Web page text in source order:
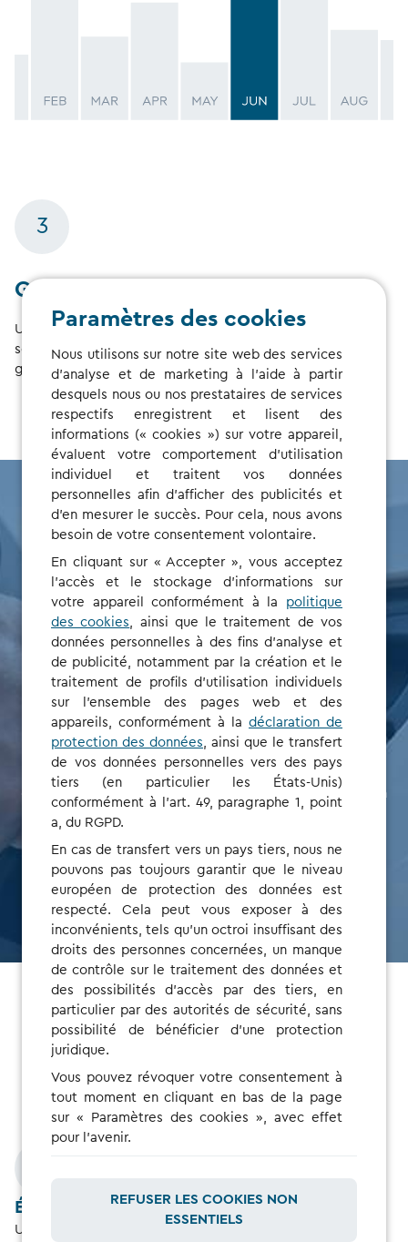
3
Gestion consolidée
Une fois liés, tous les contrats de conducteur et les
sessions de recharge sont affichés dans votre compte
gestionnaire, offrant ainsi une vue d’ensemble consolidée.
Gagnez du temps,
sans frais
d’installation ni
d’administration
Notre nouvelle solution de parc est un moyen simple mais
efficace de gérer la recharge et la facturation. Pour les
gestionnaires de parc, cela signifie moins d’administration
et une transparence totale des coûts.
INSCRIVEZ-VOUS EN TANT QUE GESTIONNAIRE
Conducteurs de parc
Rechargez sans formalités ni acompte
Évitez les paiements en amont
Une fois les comptes liés, votre gestionnaire de flotte
Paramètres des cookies
Nous utilisons sur notre site web des services
d'analyse et de marketing à l'aide à partir
desquels nous ou nos prestataires de services
respectifs enregistrent et lisent des
informations (« cookies ») sur votre appareil,
évaluent votre comportement d'utilisation
individuel et traitent vos données
personnelles afin d'afficher des publicités et
d'en mesurer le succès. Pour cela, nous avons
besoin de votre consentement volontaire.
En cliquant sur « Accepter », vous acceptez
l'accès et le stockage d'informations sur
votre appareil conformément à la politique
des cookies , ainsi que le traitement de vos
données personnelles à des fins d'analyse et
de publicité, notamment par la création et le
traitement de profils d'utilisation individuels
sur l'ensemble des pages web et des
appareils, conformément à la déclaration de
protection des données , ainsi que le transfert
de vos données personnelles vers des pays
tiers (en particulier les États-Unis)
conformément à l'art. 49, paragraphe 1, point
a, du RGPD.
En cas de transfert vers un pays tiers, nous ne
pouvons pas toujours garantir que le niveau
européen de protection des données est
respecté. Cela peut vous exposer à des
inconvénients, tels qu'un octroi insuffisant des
droits des personnes concernées, un manque
de contrôle sur le traitement des données et
des possibilités d'accès par des tiers, en
particulier par des autorités de sécurité, sans
possibilité de bénéficier d'une protection
juridique.
Vous pouvez révoquer votre consentement à
tout moment en cliquant en bas de la page
sur « Paramètres des cookies », avec effet
pour l'avenir.
REFUSER LES COOKIES NON
ESSENTIELS